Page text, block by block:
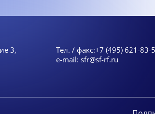
3,
Тел. / факс:+7 (495) 621-83-
e-mail: sfr@sf-rf.ru